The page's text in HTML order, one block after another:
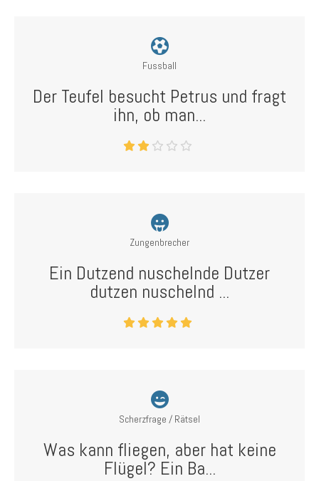
Fussball
Der Teufel besucht Petrus und fragt
ihn, ob man...
Zungenbrecher
Ein Dutzend nuschelnde Dutzer
dutzen nuschelnd ...
Scherzfrage / Rätsel
Was kann fliegen, aber hat keine
Flügel? Ein Ba...